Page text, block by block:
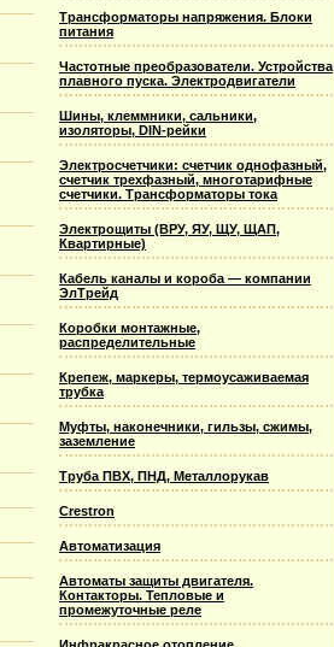
Трансформаторы напряжения. Блоки
питания
Частотные преобразователи. Устройства
плавного пуска. Электродвигатели
Шины, клеммники, сальники,
изоляторы, DIN-рейки
Электросчетчики: счетчик однофазный,
счетчик трехфазный, многотарифные
счетчики. Трансформаторы тока
Электрощиты (ВРУ, ЯУ, ЩУ, ЩАП,
Квартирные)
Кабель каналы и короба — компании
ЭлТрейд
Коробки монтажные,
распределительные
Крепеж, маркеры, термоусаживаемая
трубка
Муфты, наконечники, гильзы, сжимы,
заземление
Труба ПВХ, ПНД, Металлорукав
Crestron
Автоматизация
Автоматы защиты двигателя.
Контакторы. Тепловые и
промежуточные реле